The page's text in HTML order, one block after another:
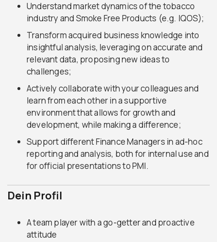
Understand market dynamics of the tobacco
industry and Smoke Free Products (e.g. IQOS);
Transform acquired business knowledge into
insightful analysis, leveraging on accurate and
relevant data, proposing new ideas to
challenges;
Actively collaborate with your colleagues and
learn from each other in a supportive
environment that allows for growth and
development, while making a difference;
Support different Finance Managers in ad-hoc
reporting and analysis, both for internal use and
for official presentations to PMI.
Dein Profil
A team player with a go-getter and proactive
attitude